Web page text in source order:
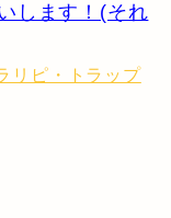
します！(それ